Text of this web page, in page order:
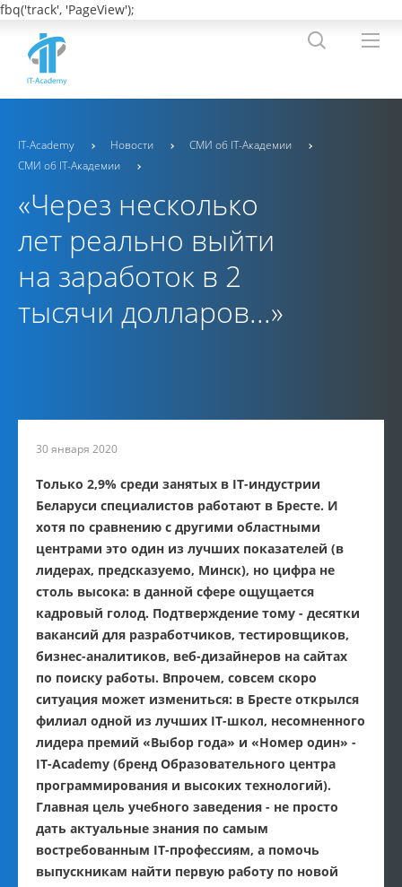
fbq('track', 'PageView');
IT-Academy Новости
СМИ об IT-Академии
СМИ об IT-Академии
«Через несколько
лет реально выйти
на заработок в 2
тысячи долларов...»
30 января 2020
Только 2,9% среди занятых в IT-индустрии
Беларуси специалистов работают в Бресте. И
хотя по сравнению с другими областными
центрами это один из лучших показателей (в
лидерах, предсказуемо, Минск), но цифра не
столь высока: в данной сфере ощущается
кадровый голод. Подтверждение тому - десятки
вакансий для разработчиков, тестировщиков,
бизнес-аналитиков, веб-дизайнеров на сайтах
по поиску работы. Впрочем, совсем скоро
ситуация может измениться: в Бресте открылся
филиал одной из лучших IT-школ, несомненного
лидера премий «Выбор года» и «Номер один» -
IT-Academy (бренд Образовательного центра
программирования и высоких технологий).
Главная цель учебного заведения - не просто
дать актуальные знания по самым
востребованным IT-профессиям, а помочь
выпускникам найти первую работу по новой